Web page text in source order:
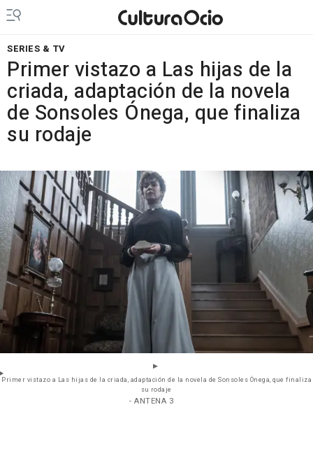
SERIES & TV
Primer vistazo a Las hijas de la
criada, adaptación de la novela
de Sonsoles Ónega, que finaliza
su rodaje
Primer vistazo a Las hijas de la criada, adaptación de la novela de Sonsoles Ónega, que finaliza
su rodaje
- ANTENA 3